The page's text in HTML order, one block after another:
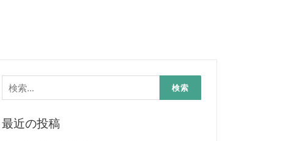
検
索:
最近の投稿